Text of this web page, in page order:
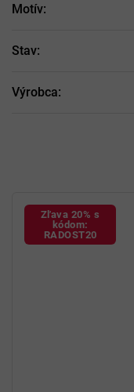
Motív:
Stav:
Výrobca:
Zľava 20% s
kódom:
RADOST20